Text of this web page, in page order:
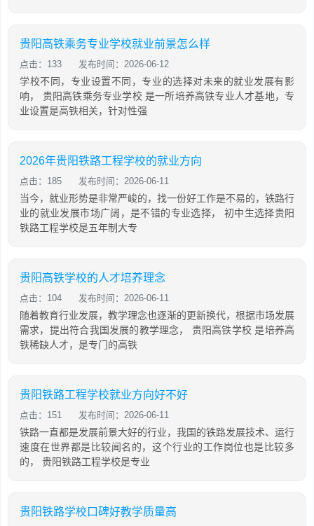
贵阳高铁乘务专业学校就业前景怎么样
点击：133 发布时间：2026-06-12
学校不同，专业设置不同，专业的选择对未来的就业发展有影
响， 贵阳高铁乘务专业学校 是一所培养高铁专业人才基地，专
业设置是高铁相关，针对性强
2026年贵阳铁路工程学校的就业方向
点击：185 发布时间：2026-06-11
当今，就业形势是非常严峻的，找一份好工作是不易的，铁路行
业的就业发展市场广阔，是不错的专业选择， 初中生选择贵阳
铁路工程学校是五年制大专
贵阳高铁学校的人才培养理念
点击：104 发布时间：2026-06-11
随着教育行业发展，教学理念也逐渐的更新换代，根据市场发展
需求，提出符合我国发展的教学理念， 贵阳高铁学校 是培养高
铁稀缺人才，是专门的高铁
贵阳铁路工程学校就业方向好不好
点击：151 发布时间：2026-06-11
铁路一直都是发展前景大好的行业，我国的铁路发展技术、运行
速度在世界都是比较闻名的，这个行业的工作岗位也是比较多
的， 贵阳铁路工程学校是专业
贵阳铁路学校口碑好教学质量高